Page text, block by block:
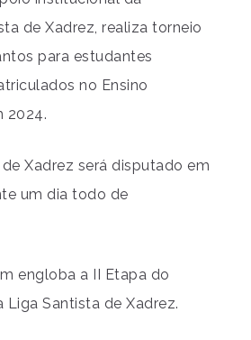
de Xadrez, realiza torneio
para estudantes
no Ensino
2024.
Xadrez será disputado em
um dia todo de
engloba a II Etapa do
Liga Santista de Xadrez.